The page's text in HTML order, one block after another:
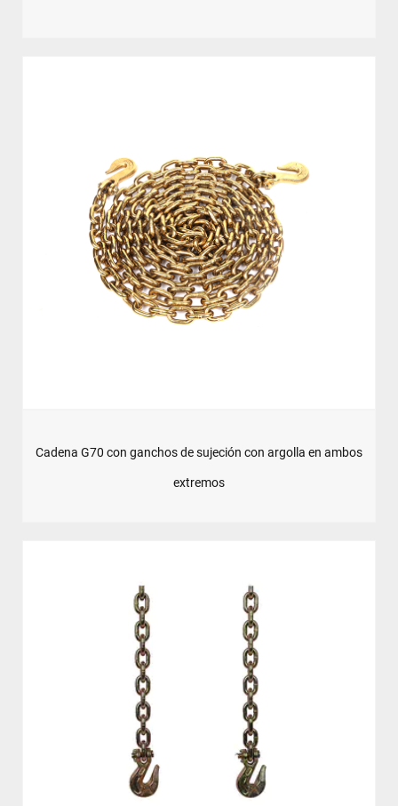
Cadena G70 con ganchos de sujeción con argolla en ambos
extremos